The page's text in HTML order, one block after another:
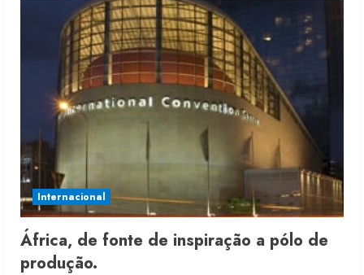
Internacional
África, de fonte de inspiração a pólo de
produção.
Fakini prevê R$345 milhões de
receita em 2026
4 de agosto de 2026